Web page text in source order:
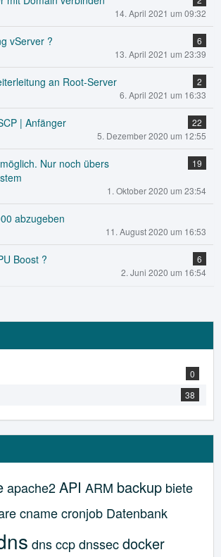
14. April 2021 um 09:32
vServer ?
6
13. April 2021 um 23:39
an Root-Server
2
6. April 2021 um 16:33
| Anfänger
22
5. Dezember 2020 um 12:55
Nur noch übers
19
1. Oktober 2020 um 23:54
abzugeben
11. August 2020 um 16:53
Boost ?
6
2. Juni 2020 um 16:54
0
38
apache2API ARM backup biete
cnamecronjob Datenbank
dns ccpdnssecdocker